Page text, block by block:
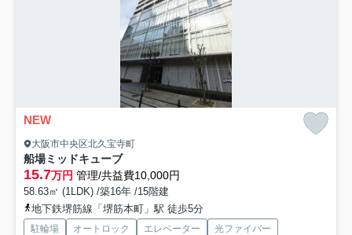
NEW
大阪市中央区北久宝寺町
船場ミッドキューブ
15.7万円 管理/共益費10,000円
58.63㎡ (1LDK) /築16年 /15階建
地下鉄堺筋線「堺筋本町」駅 徒歩5分
駐輪場 オートロック エレベーター
光ファイバー